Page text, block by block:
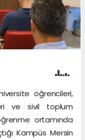
öğrencileri,
ve sivil toplum
ortamında
Kampüs Mersin